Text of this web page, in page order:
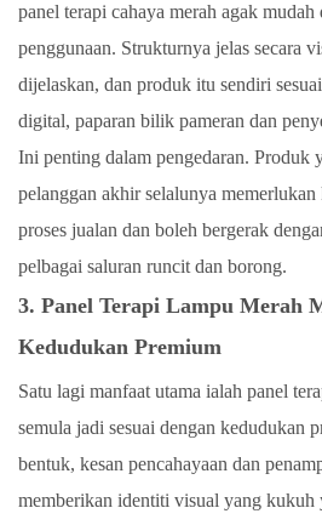
panel terapi cahaya merah agak
penggunaan. Strukturnya jelas secara
dijelaskan, dan produk itu sendiri
digital, paparan bilik pameran dan
Ini penting dalam pengedaran. Produk
pelanggan akhir selalunya memerlukan
proses jualan dan boleh bergerak
pelbagai saluran runcit dan borong.
3. Panel Terapi Lampu Merah
Kedudukan Premium
Satu lagi manfaat utama ialah panel
semula jadi sesuai dengan kedudukan
bentuk, kesan pencahayaan dan
memberikan identiti visual yang kukuh